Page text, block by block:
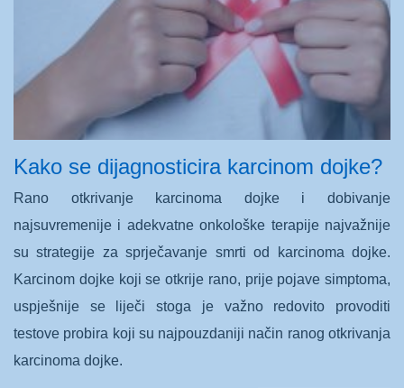
Kako se dijagnosticira karcinom dojke?
Rano otkrivanje karcinoma dojke i dobivanje
najsuvremenije i adekvatne onkološke terapije najvažnije
su strategije za sprječavanje smrti od karcinoma dojke.
Karcinom dojke koji se otkrije rano, prije pojave simptoma,
uspješnije se liječi stoga je važno redovito provoditi
testove probira koji su najpouzdaniji način ranog otkrivanja
karcinoma dojke.